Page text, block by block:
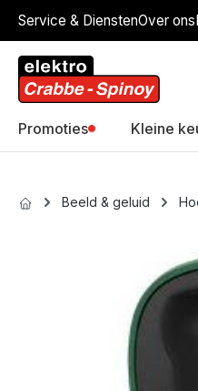
to main content
Skip to search
Skip to main navigation
Service & DienstenOver ons
Promoties Kleine
Beeld & geluid